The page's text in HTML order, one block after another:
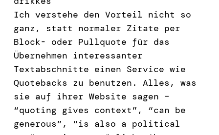
Ich verstehe den Vorteil nicht so
ganz, statt normaler Zitate per
Block- oder Pullquote für das
Übernehmen interessanter
Textabschnitte einen Service wie
Quotebacks zu benutzen. Alles, was
sie auf ihrer Website sagen –
“quoting gives context”, “can be
generous”, “is also a political